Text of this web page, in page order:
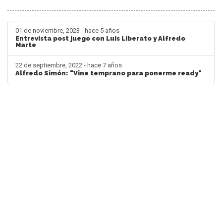
01 de noviembre, 2023 - hace 5 años
Entrevista post juego con Luis Liberato y Alfredo
Marte
22 de septiembre, 2022 - hace 7 años
Alfredo Simón: "Vine temprano para ponerme ready"